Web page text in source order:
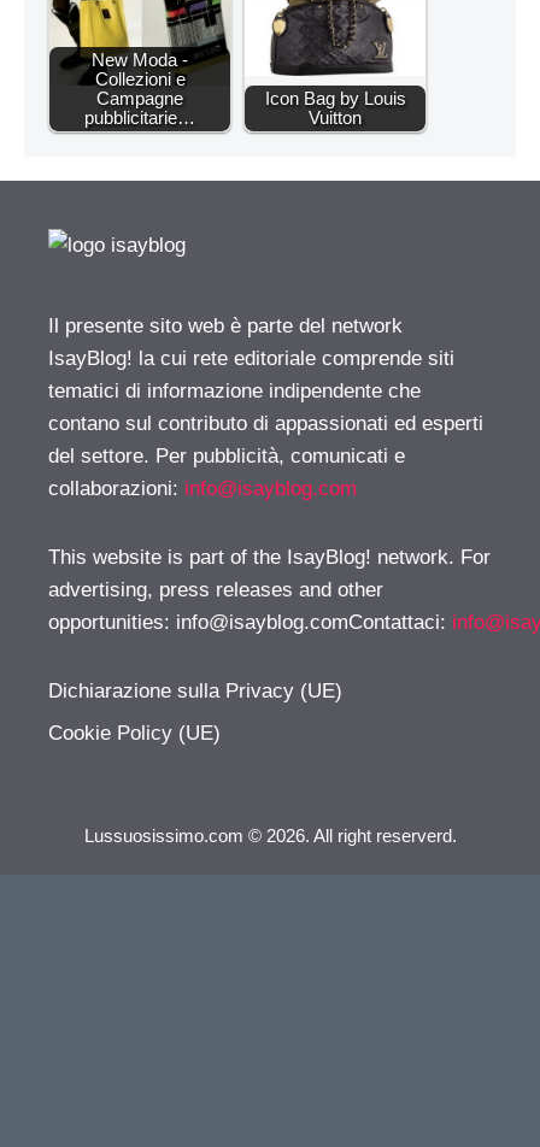
New Moda -
Collezioni e
Campagne
pubblicitarie…
Icon Bag by Louis
Vuitton
Il presente sito web è parte del network
IsayBlog! la cui rete editoriale comprende siti
tematici di informazione indipendente che
contano sul contributo di appassionati ed esperti
del settore. Per pubblicità, comunicati e
collaborazioni: info@isayblog.com
This website is part of the IsayBlog! network. For
advertising, press releases and other
opportunities: info@isayblog.comContattaci:
Dichiarazione sulla Privacy (UE)
Cookie Policy (UE)
Lussuosissimo.com © 2026. All right reserverd.